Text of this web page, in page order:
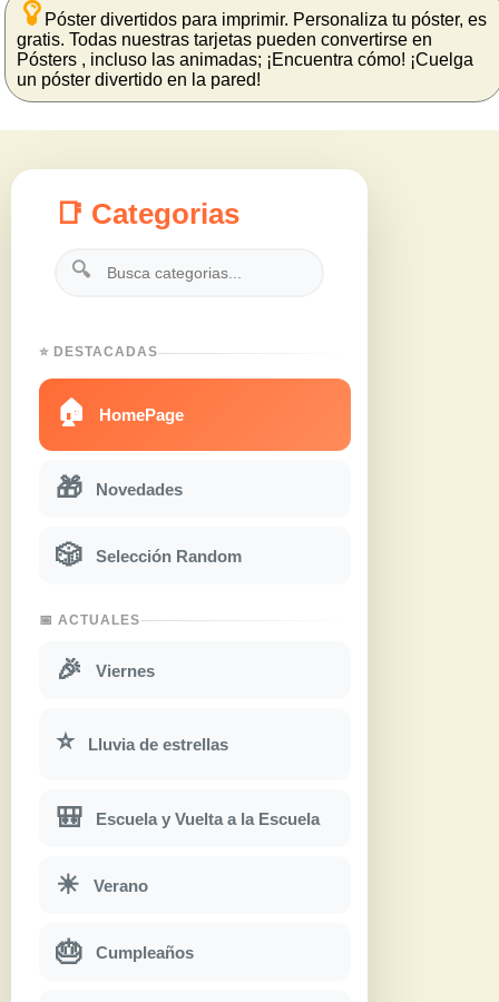
Póster divertidos para imprimir. Personaliza tu póster, es
gratis. Todas nuestras tarjetas pueden convertirse en
Pósters , incluso las animadas; ¡Encuentra cómo! ¡Cuelga
un póster divertido en la pared!
📑 Categorias
🔍
⭐ DESTACADAS
🏠 HomePage
🎁 Novedades
🎲 Selección Random
📅 ACTUALES
🎉 Viernes
⭐ Lluvia de estrellas
🎒 Escuela y Vuelta a la Escuela
☀ Verano
🎂 Cumpleaños